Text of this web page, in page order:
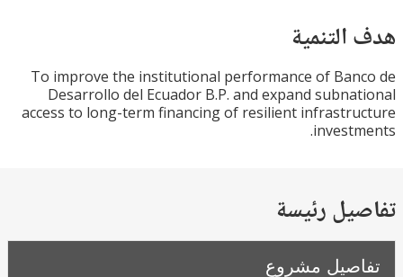
To improve the institutional performance of
Desarrollo del Ecuador B.P. and expand
access to long-term financing of resilient
رئيسة
مشروع